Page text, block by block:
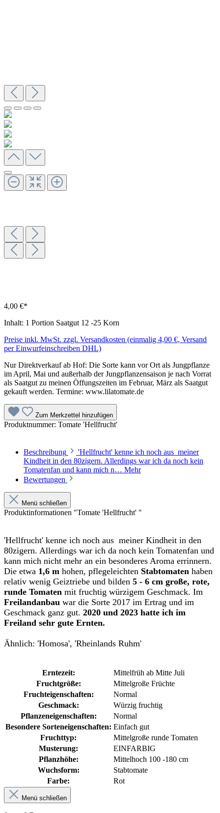
4,00 €*
Inhalt: 1 Portion Saatgut 12 -25 Korn
Preise inkl. MwSt. zzgl. Versandkosten (einmalig 4,00 €, Versand
per Einwurfeinschreiben DHL)
Nur Direktverkauf ab Hof: Die Sorte kann vor Ort als Jungpflanze
im April, Mai und außerhalb der Jungpflanzensaison je nach Vorrat
als Saatgut zu meinen Öffungszeiten im Februar, März als Saatgut
gekauft werden. Termine: www.lilatomate.de
Zum Merkzettel hinzufügen
Produktnummer: Tomate 'Hellfrucht'
Beschreibung
'Hellfrucht' kenne ich noch aus meiner
Kindheit in den 80zigern. Allerdings war ich da noch kein
Tomatenfan und kann mich n… Mehr
Bewertungen
Menü schließen
Produktinformationen "Tomate 'Hellfrucht' "
'Hellfrucht' kenne ich noch aus meiner Kindheit in den
80zigern. Allerdings war ich da noch kein Tomatenfan und
kann mich nicht mehr an ein besonderes Aroma errinnern.
Die etwa 1,6 m hohen, pflegeleichten Stabtomaten haben
relativ wenig Geiztriebe und bilden 5 - 6 cm große, rote,
runde Tomaten mit fruchtig würzigem Geschmack. Im
Freilandanbau war die Sorte 2017 im Ertrag und im
Geschmack ganz gut. 2020 und 2023 hatte ich im
Freiland sehr gute Ernten.
Ähnlich: 'Homosa', 'Rheinlands Ruhm'
Erntezeit:
Mittelfrüh ab Mitte Juli
Fruchtgröße:
Mittelgroße Früchte
Fruchteigenschaften:
Normal
Geschmack:
Würzig fruchtig
Pflanzeneigenschaften:
Normal
Besondere Sorteneigenschaften: Einfach gut
Fruchttyp:
Mittelgroße runde Tomaten
Musterung:
EINFARBIG
Pflanzhöhe:
Mittelhoch 100 -180 cm
Wuchsform:
Stabtomate
Farbe:
Rot
Menü schließen